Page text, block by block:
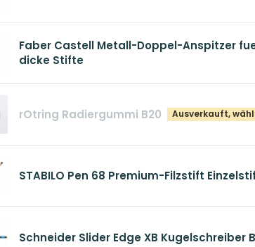
Faber Castell Metall-Doppel-Anspitzer
dicke Stifte
rOtring Radiergummi B20 Ausverkauft,
STABILO Pen 68 Premium-Filzstift
Schneider Slider Edge XB Kugelschreiber